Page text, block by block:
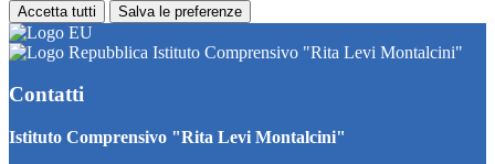
Accetta tutti Salva le preferenze
Istituto Comprensivo "Rita Levi Montalcini"
Contatti
Istituto Comprensivo "Rita Levi Montalcini"